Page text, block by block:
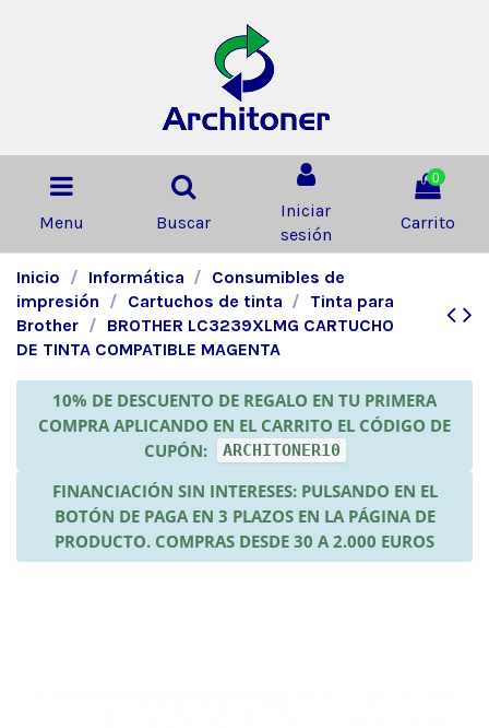
Menu Buscar
Iniciar
sesión
0
Carrito
Inicio Informática
Consumibles de
impresión
Cartuchos de tinta
Tinta para
Brother
BROTHER LC3239XLMG CARTUCHO
DE TINTA COMPATIBLE MAGENTA
10% DE DESCUENTO DE REGALO EN TU PRIMERA
COMPRA APLICANDO EN EL CARRITO EL CÓDIGO DE
CUPÓN:
ARCHITONER10
FINANCIACIÓN SIN INTERESES: PULSANDO EN EL
BOTÓN DE PAGA EN 3 PLAZOS EN LA PÁGINA DE
PRODUCTO. COMPRAS DESDE 30 A 2.000 EUROS